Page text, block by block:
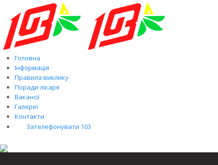
Головна
Інформація
Правила виклику
Поради лікаря
Вакансії
Галереї
Контакти
Зателефонувати 103